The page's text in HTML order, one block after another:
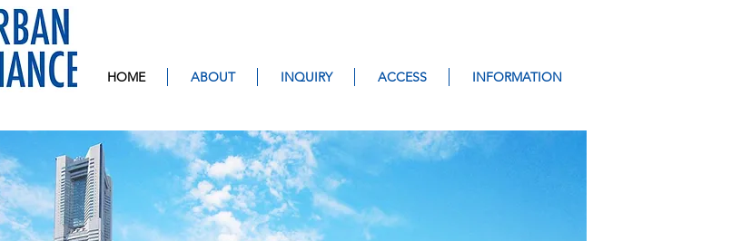
HOME ABOUT INQUIRY ACCESS INFORMATION